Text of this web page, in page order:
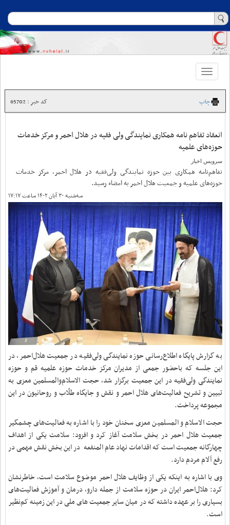
Toggle
navigation
چاپ کد خبر : 65702
انعقاد تفاهم نامه همکاری نمایندگی ولی فقیه در هلال احمر و مرکز خدمات
حوزه‌های علمیه
سرویس اخبار
تفاهم‌نامه همکاری بین حوزه نمایندگی ولی‌فقیه در هلال احمر، مرکز خدمات
حوزه‌های علمیه و جمعیت هلال احمر به امضاء رسید.
سه‌شنبه ۳۰ آبان ۱۴۰۲ ساعت ۱۷:۱۷
به گزارش پایگاه اطلاع‌رسانی حوزه نمایندگی ولی‌فقیه در جمعیت هلال‌احمر، در
این جلسه که باحضور جمعی از مدیران مرکز خدمات حوزه علمیه قم و حوزه
نمایندگی ولی‌فقیه در این جمعیت برگزار شد، حجت الاسلام‌والمسلمین معزی به
تبیین و تشریح فعالیت‌های هلال احمر و نقش و جایگاه طلّاب و روحانیون در این
مجموعه پرداخت.
حجت الاسلام و المسلمین معزی سخنان خود را با اشاره به فعالیت‌های چشمگیر
جمعیت هلال احمر در بخش سلامت آغاز کرد و افزود: سلامت یکی از اهداف
چهارگانه جمعیت است که اقدامات نهاد عام المنفعه در این بخش نقش مهمی در
رفع آلام مردم دارد.
وی با اشاره به اینکه یکی از وظایف هلال احمر موضوع سلامت است، خاطرنشان
کرد: هلال‌احمر ایران در حوزه سلامت از جمله دارو، درمان و آموزش فعالیت‌های
بسیاری را بر عهده داشته که در میان سایر جمعیت های ملی در این زمینه کم‌نظیر
است.